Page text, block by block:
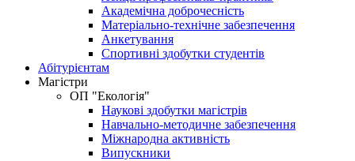
Академічна доброчесність
Матеріально-технічне забезпечення
Анкетування
Спортивні здобутки студентів
Абітурієнтам
Магістри
ОП "Екологія"
Наукові здобутки магістрів
Навчально-методичне забезпечення
Міжнародна активність
Випускники